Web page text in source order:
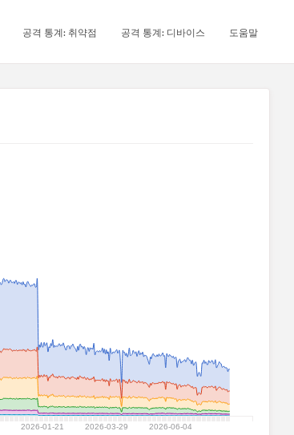
공격 통계: 취약점 공격 통계: 디바이스 도움말
2026-01-21 2026-03-29 2026-06-04